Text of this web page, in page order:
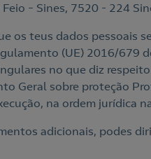
– Sines, 7520 - 224
os teus dados pessoais
(UE) 2016/679
no que diz
Geral sobre proteção
na ordem jurídica
adicionais, podes